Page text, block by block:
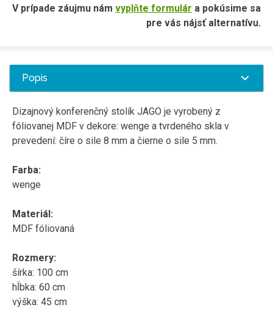
V prípade záujmu nám vyplňte formulár a pokúsime sa
pre vás nájsť alternatívu.
Popis
Dizajnový konferenčný stolík JAGO je vyrobený z
fóliovanej MDF v dekore: wenge a tvrdeného skla v
prevedení: číre o sile 8 mm a čierne o sile 5 mm.
Farba:
wenge
Materiál:
MDF fóliovaná
Rozmery:
šírka: 100 cm
hĺbka: 60 cm
výška: 45 cm